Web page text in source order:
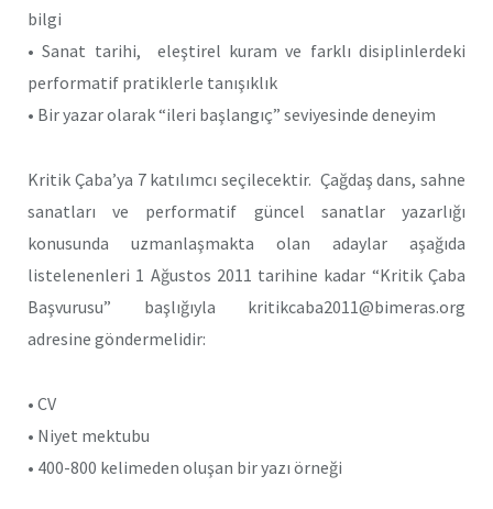
bilgi
• Sanat tarihi, eleştirel kuram ve farklı disiplinlerdeki
performatif pratiklerle tanışıklık
• Bir yazar olarak “ileri başlangıç” seviyesinde deneyim
Kritik Çaba’ya 7 katılımcı seçilecektir. Çağdaş dans, sahne
sanatları ve performatif güncel sanatlar yazarlığı
konusunda uzmanlaşmakta olan adaylar aşağıda
listelenenleri 1 Ağustos 2011 tarihine kadar “Kritik Çaba
Başvurusu” başlığıyla kritikcaba2011@bimeras.org
adresine göndermelidir:
• CV
• Niyet mektubu
• 400-800 kelimeden oluşan bir yazı örneği